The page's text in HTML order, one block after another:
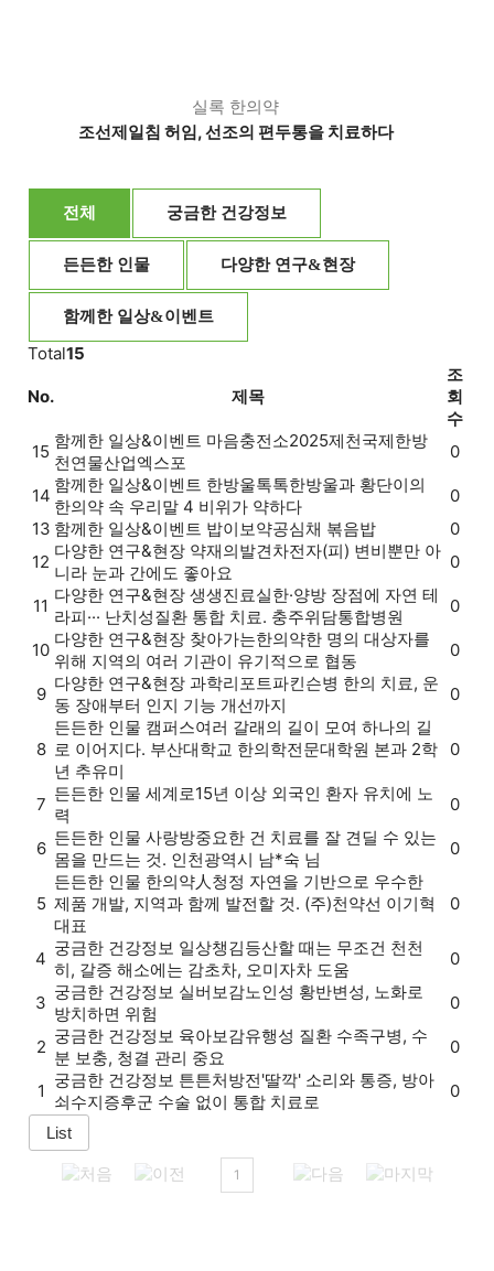
실록 한의약
조선제일침 허임, 선조의 편두통을 치료하다
전체 궁금한 건강정보
든든한 인물 다양한 연구&현장
함께한 일상&이벤트
Total15
No. 제목
조
회
수
15
함께한 일상&이벤트 마음충전소2025제천국제한방
천연물산업엑스포
0
14
함께한 일상&이벤트 한방울톡톡한방울과 황단이의
한의약 속 우리말 4 비위가 약하다
0
13 함께한 일상&이벤트 밥이보약공심채 볶음밥
0
12
다양한 연구&현장 약재의발견차전자(피) 변비뿐만 아
니라 눈과 간에도 좋아요
0
11
다양한 연구&현장 생생진료실한·양방 장점에 자연 테
라피··· 난치성질환 통합 치료. 충주위담통합병원
0
10
다양한 연구&현장 찾아가는한의약한 명의 대상자를
위해 지역의 여러 기관이 유기적으로 협동
0
9
다양한 연구&현장 과학리포트파킨슨병 한의 치료, 운
동 장애부터 인지 기능 개선까지
0
8
든든한 인물 캠퍼스여러 갈래의 길이 모여 하나의 길
로 이어지다. 부산대학교 한의학전문대학원 본과 2학
년 추유미
0
7
든든한 인물 세계로15년 이상 외국인 환자 유치에 노
력
0
6
든든한 인물 사랑방중요한 건 치료를 잘 견딜 수 있는
몸을 만드는 것. 인천광역시 남*숙 님
0
5
든든한 인물 한의약人청정 자연을 기반으로 우수한
제품 개발, 지역과 함께 발전할 것. (주)천약선 이기혁
대표
0
4
궁금한 건강정보 일상챙김등산할 때는 무조건 천천
히, 갈증 해소에는 감초차, 오미자차 도움
0
3
궁금한 건강정보 실버보감노인성 황반변성, 노화로
방치하면 위험
0
2
궁금한 건강정보 육아보감유행성 질환 수족구병, 수
분 보충, 청결 관리 중요
0
1
궁금한 건강정보 튼튼처방전'딸깍' 소리와 통증, 방아
쇠수지증후군 수술 없이 통합 치료로
0
1